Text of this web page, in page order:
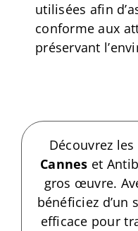
utilisées afin
conforme aux
préservant
Découvrez
Cannes et
gros œuvre.
bénéficiez d’un
efficace pour